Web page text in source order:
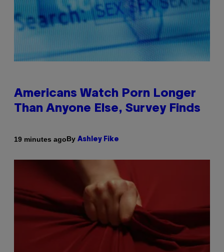
Americans Watch Porn Longer
Than Anyone Else, Survey Finds
19 minutes agoBy Ashley Fike